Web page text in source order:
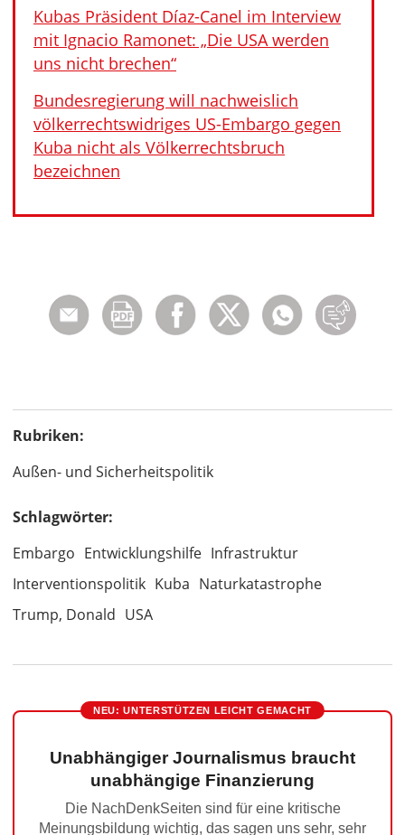
Kubas Präsident Díaz-Canel im Interview
mit Ignacio Ramonet: „Die USA werden
uns nicht brechen“
Bundesregierung will nachweislich
völkerrechtswidriges US-Embargo gegen
Kuba nicht als Völkerrechtsbruch
bezeichnen
Rubriken:
Außen- und Sicherheitspolitik
Schlagwörter:
Embargo Entwicklungshilfe Infrastruktur
Interventionspolitik Kuba Naturkatastrophe
Trump, Donald USA
NEU: UNTERSTÜTZEN LEICHT GEMACHT
Unabhängiger Journalismus braucht
unabhängige Finanzierung
Die NachDenkSeiten sind für eine kritische
Meinungsbildung wichtig, das sagen uns sehr, sehr